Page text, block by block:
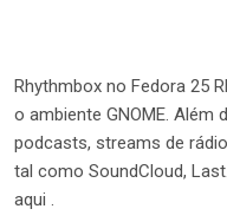
Rhythmbox no Fedora 25
o ambiente GNOME.
podcasts, streams de
tal como SoundCloud,
aqui .